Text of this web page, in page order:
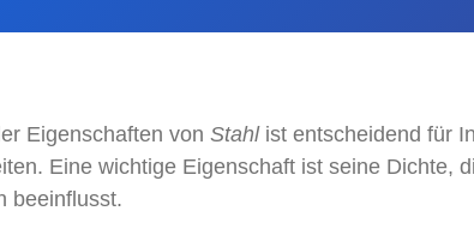
Eigenschaften von Stahlist entscheidend für
Eine wichtige Eigenschaft ist seine Dichte,
beeinflusst.